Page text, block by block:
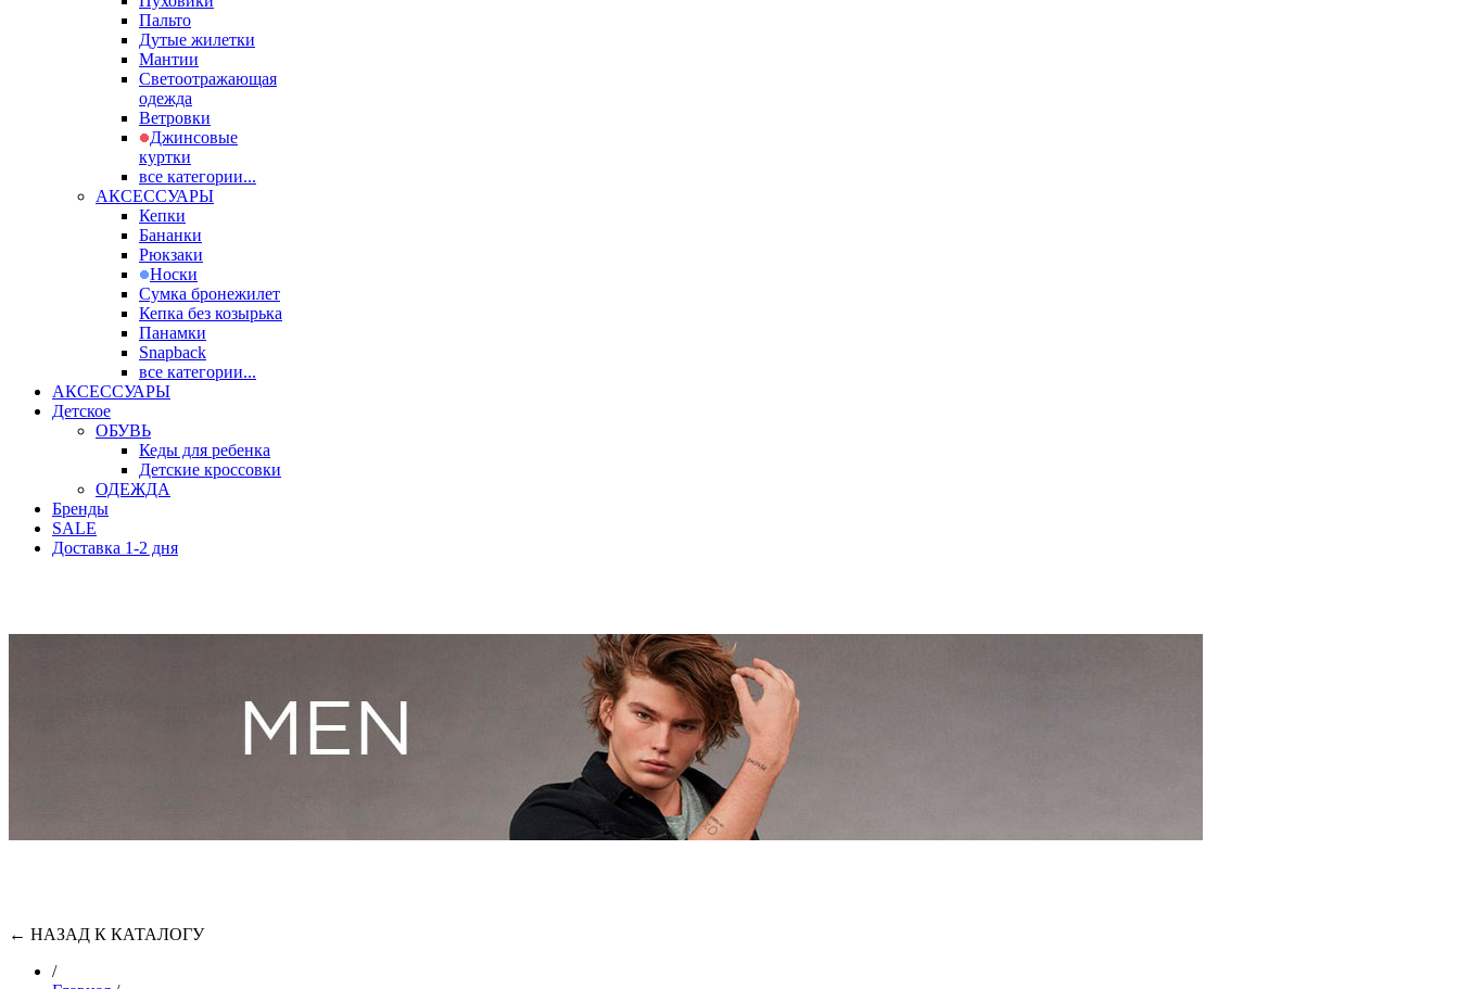
Пальто
Дутые жилетки
Мантии
Светоотражающая
одежда
Ветровки
Джинсовые
куртки
все категории...
АКСЕССУАРЫ
Кепки
Бананки
Рюкзаки
Носки
Сумка бронежилет
Кепка без козырька
Панамки
Snapback
все категории...
АКСЕССУАРЫ
Детское
ОБУВЬ
Кеды для ребенка
Детские кроссовки
ОДЕЖДА
Бренды
SALE
Доставка 1-2 дня
← НАЗАД К КАТАЛОГУ
/